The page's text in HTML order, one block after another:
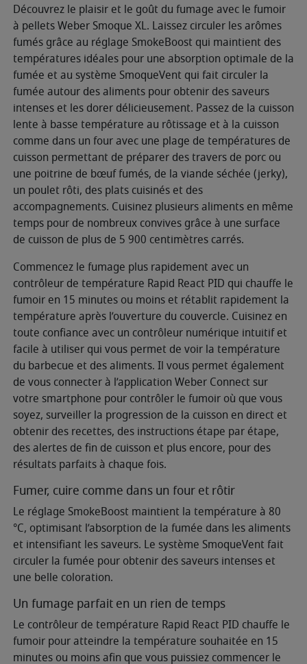
Découvrez le plaisir et le goût du fumage avec le fumoir
à pellets Weber Smoque XL. Laissez circuler les arômes
fumés grâce au réglage SmokeBoost qui maintient des
températures idéales pour une absorption optimale de la
fumée et au système SmoqueVent qui fait circuler la
fumée autour des aliments pour obtenir des saveurs
intenses et les dorer délicieusement. Passez de la cuisson
lente à basse température au rôtissage et à la cuisson
comme dans un four avec une plage de températures de
cuisson permettant de préparer des travers de porc ou
une poitrine de bœuf fumés, de la viande séchée (jerky),
un poulet rôti, des plats cuisinés et des
accompagnements. Cuisinez plusieurs aliments en même
temps pour de nombreux convives grâce à une surface
de cuisson de plus de 5 900 centimètres carrés.
Commencez le fumage plus rapidement avec un
contrôleur de température Rapid React PID qui chauffe le
fumoir en 15 minutes ou moins et rétablit rapidement la
température après l’ouverture du couvercle. Cuisinez en
toute confiance avec un contrôleur numérique intuitif et
facile à utiliser qui vous permet de voir la température
du barbecue et des aliments. Il vous permet également
de vous connecter à l’application Weber Connect sur
votre smartphone pour contrôler le fumoir où que vous
soyez, surveiller la progression de la cuisson en direct et
obtenir des recettes, des instructions étape par étape,
des alertes de fin de cuisson et plus encore, pour des
résultats parfaits à chaque fois.
Fumer, cuire comme dans un four et rôtir
Le réglage SmokeBoost maintient la température à 80
°C, optimisant l’absorption de la fumée dans les aliments
et intensifiant les saveurs. Le système SmoqueVent fait
circuler la fumée pour obtenir des saveurs intenses et
une belle coloration.
Un fumage parfait en un rien de temps
Le contrôleur de température Rapid React PID chauffe le
fumoir pour atteindre la température souhaitée en 15
minutes ou moins afin que vous puissiez commencer le